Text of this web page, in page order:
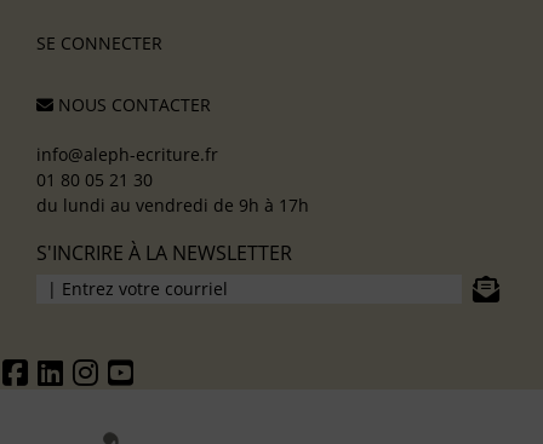
SE CONNECTER
NOUS CONTACTER
info@aleph-ecriture.fr
01 80 05 21 30
du lundi au vendredi de 9h à 17h
S'INCRIRE À LA NEWSLETTER